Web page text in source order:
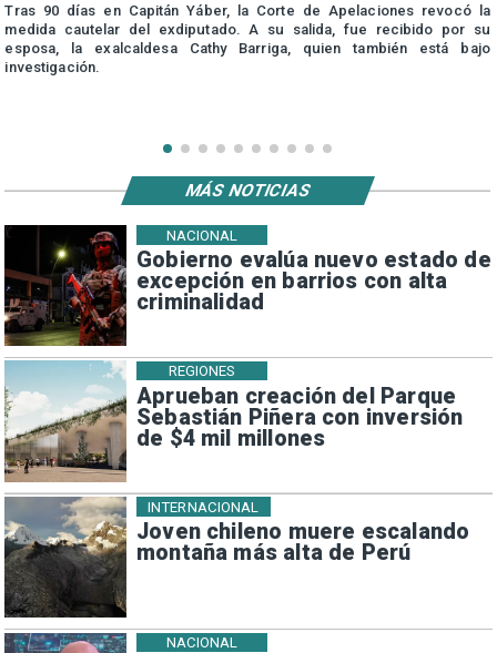
Tras 90 días en Capitán Yáber, la Corte de Apelaciones revocó la
medida cautelar del exdiputado. A su salida, fue recibido por su
esposa, la exalcaldesa Cathy Barriga, quien también está bajo
investigación.
Gobierno evalúa nuevo estado de
excepción en barrios con alta
criminalidad
NACIONAL
Aprueban creación del Parque
Sebastián Piñera con inversión
de $4 mil millones
REGIONES
Joven chileno muere escalando
montaña más alta de Perú
INTERNACIONAL
NACIONAL
MÁS NOTICIAS